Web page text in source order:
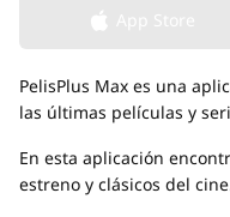
PelisPlus Max es una
las últimas películas y
En esta aplicación
estreno y clásicos del